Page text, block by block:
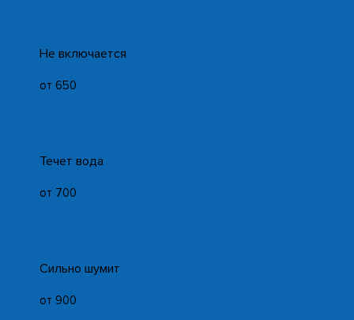
Не включается
от 650
Течет вода
от 700
Сильно шумит
от 900